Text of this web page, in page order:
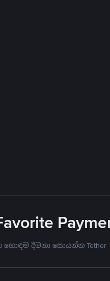
හොඳම දීමනා සොයන්න Tether